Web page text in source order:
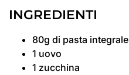
INGREDIENTI
80g di pasta integrale
1 uovo
1 zucchina